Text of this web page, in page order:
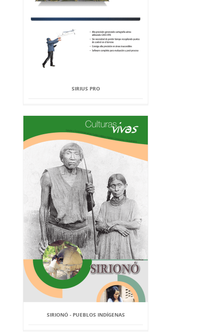
SIRIUS PRO
SIRIONÓ - PUEBLOS INDÍGENAS